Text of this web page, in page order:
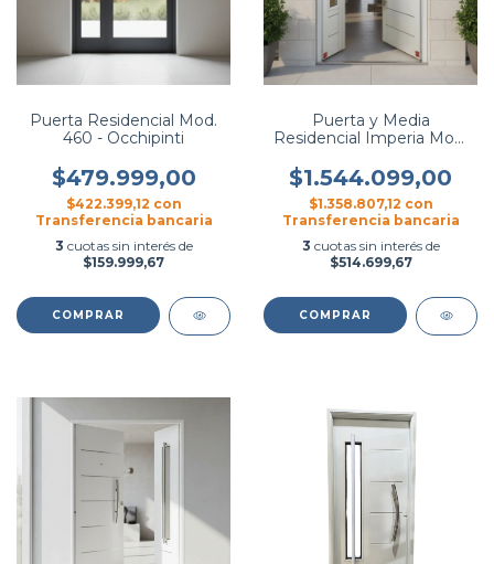
Puerta Residencial Mod.
460 - Occhipinti
$479.999,00
$422.399,12 con
Transferencia bancaria
3 cuotas sin interés de
$159.999,67
COMPRAR
Puerta y Media
Residencial Imperia Mod.
$1.544.099,00
$1.358.807,12 con
Transferencia bancaria
3 cuotas sin interés de
$514.699,67
COMPRAR